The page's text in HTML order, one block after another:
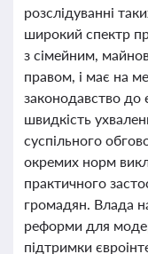
розслідуванні
широкий спектр
з сімейним,
правом, і має на
законодавство до
швидкість
суспільного
окремих норм
практичного
громадян. Влада
реформи для
підтримки